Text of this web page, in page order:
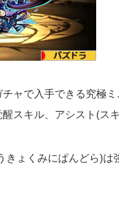
ャで入手できる究極
スキル、アシスト(ス
きょくみにぱんどら)は